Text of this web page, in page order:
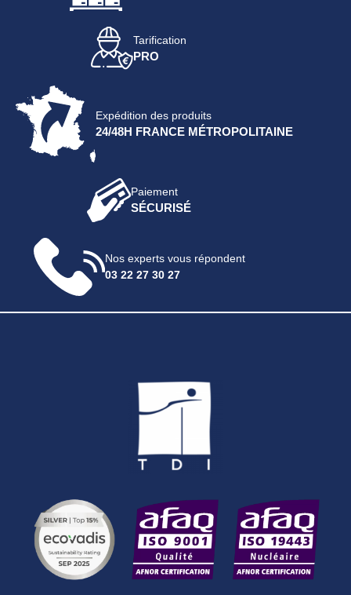
Tarification
PRO
Expédition des produits
24/48H FRANCE MÉTROPOLITAINE
Paiement
SÉCURISÉ
Nos experts vous répondent
03 22 27 30 27